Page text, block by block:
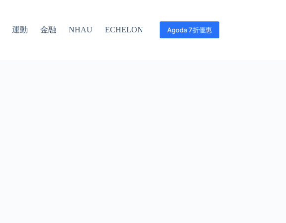
運動 金融 NHAU ECHELON Agoda 7折優惠